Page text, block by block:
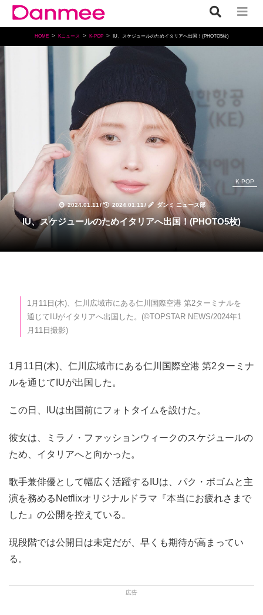
HOME Kニュース K-POP IU、スケジュールのためイタリアへ出国！(PHOTO5枚)
2024.01.11 / 2024.01.11 / ダンミ ニュース部
K-POP
IU、スケジュールのためイタリアへ出国！(PHOTO5枚)
1月11日(木)、仁川広域市にある仁川国際空港 第2ターミナルを
通じてIUがイタリアへ出国した。(©TOPSTAR NEWS/2024年1
月11日撮影)
1月11日(木)、仁川広域市にある仁川国際空港 第2ターミナ
ルを通じてIUが出国した。
この日、IUは出国前にフォトタイムを設けた。
彼女は、ミラノ・ファッションウィークのスケジュールの
ため、イタリアへと向かった。
歌手兼俳優として幅広く活躍するIUは、パク・ボゴムと主
演を務めるNetflixオリジナルドラマ『本当にお疲れさまで
した』の公開を控えている。
現段階では公開日は未定だが、早くも期待が高まってい
る。